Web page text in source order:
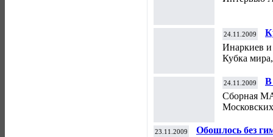
24.11.2009
Инаркиев и
Кубка
24.11.2009
В
Сборная
23.11.2009 Обошлось без